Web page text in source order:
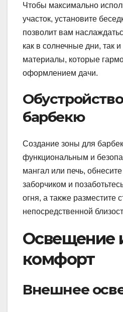
Чтобы максимально
участок, установите
позволит вам
как в солнечные дни, так
материалы, которые
оформлением дачи.
барбекю
Создание зоны для
функциональным и
мангал или печь, обнесите
заборчиком и
огня, а также разместите
непосредственной
Освещение
комфорт
Внешнее